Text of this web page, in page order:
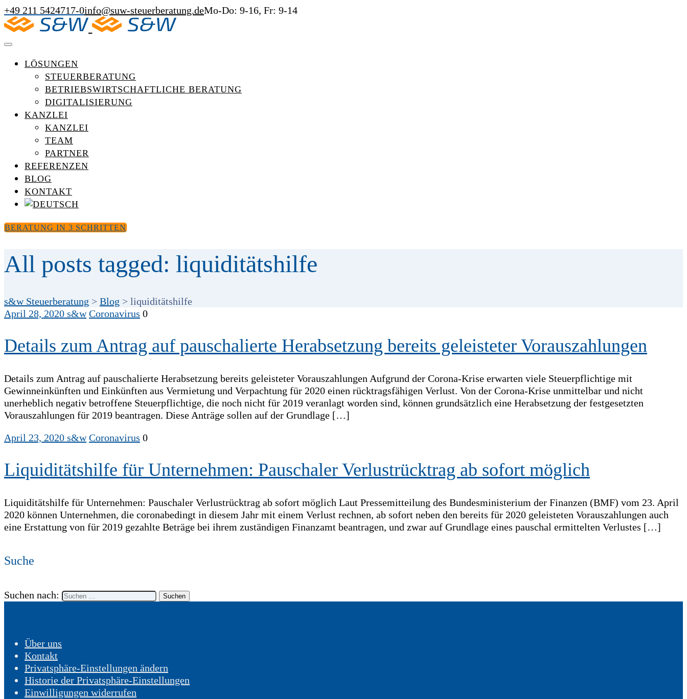
+49 211 5424717-0info@suw-steuerberatung.deMo-Do: 9-16, Fr: 9-14
LÖSUNGEN
STEUERBERATUNG
BETRIEBSWIRTSCHAFTLICHE BERATUNG
DIGITALISIERUNG
KANZLEI
KANZLEI
TEAM
PARTNER
REFERENZEN
BLOG
KONTAKT
BERATUNG IN 3 SCHRITTEN
All posts tagged: liquiditätshilfe
s&w Steuerberatung > Blog > liquiditätshilfe
April 28, 2020 s&w Coronavirus 0
Details zum Antrag auf pauschalierte Herabsetzung bereits geleisteter Vorauszahlungen
Details zum Antrag auf pauschalierte Herabsetzung bereits geleisteter Vorauszahlungen Aufgrund der Corona-Krise erwarten viele Steuerpflichtige mit
Gewinneinkünften und Einkünften aus Vermietung und Verpachtung für 2020 einen rücktragsfähigen Verlust. Von der Corona-Krise unmittelbar und nicht
unerheblich negativ betroffene Steuerpflichtige, die noch nicht für 2019 veranlagt worden sind, können grundsätzlich eine Herabsetzung der festgesetzten
Vorauszahlungen für 2019 beantragen. Diese Anträge sollen auf der Grundlage […]
April 23, 2020 s&w Coronavirus 0
Liquiditätshilfe für Unternehmen: Pauschaler Verlustrücktrag ab sofort möglich
Liquiditätshilfe für Unternehmen: Pauschaler Verlustrücktrag ab sofort möglich Laut Pressemitteilung des Bundesministerium der Finanzen (BMF) vom 23. April
2020 können Unternehmen, die coronabedingt in diesem Jahr mit einem Verlust rechnen, ab sofort neben den bereits für 2020 geleisteten Vorauszahlungen auch
eine Erstattung von für 2019 gezahlte Beträge bei ihrem zuständigen Finanzamt beantragen, und zwar auf Grundlage eines pauschal ermittelten Verlustes […]
Suche
Suchen nach:
Über uns
Kontakt
Privatsphäre-Einstellungen ändern
Historie der Privatsphäre-Einstellungen
Einwilligungen widerrufen